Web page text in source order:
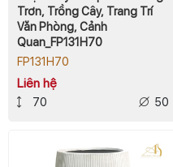
Trơn, Trồng Cây, Trang Trí
Văn Phòng, Cảnh
Quan_FP131H70
FP131H70
Liên hệ
70 50